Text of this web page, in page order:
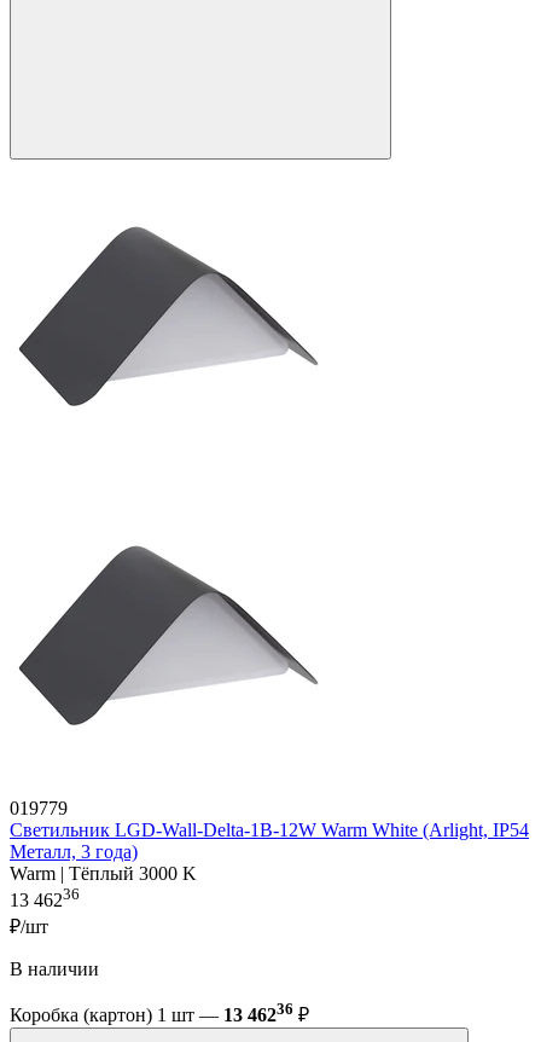
019779
Светильник LGD-Wall-Delta-1B-12W Warm White (Arlight, IP54
Металл, 3 года)
Warm | Тёплый 3000 K
13 46236
₽/шт
В наличии
Коробка (картон) 1 шт — 13 46236 ₽